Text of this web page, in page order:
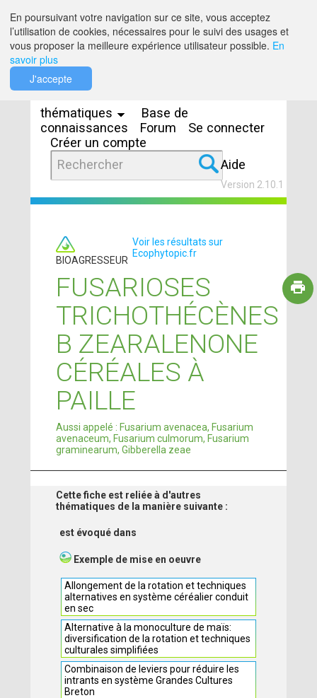
thématiques
Base de
connaissances
Forum
Se connecter
Créer un compte
Aide
Version 2.10.1
BIOAGRESSEUR
Voir les résultats sur
Ecophytopic.fr
FUSARIOSES
TRICHOTHÉCÈNES
B ZEARALENONE
CÉRÉALES À
PAILLE
Aussi appelé : Fusarium avenacea, Fusarium
avenaceum, Fusarium culmorum, Fusarium
graminearum, Gibberella zeae
Cette fiche est reliée à d'autres
thématiques de la manière suivante :
est évoqué dans
Exemple de mise en oeuvre
Allongement de la rotation et techniques
alternatives en système céréalier conduit
en sec
Alternative à la monoculture de maïs:
diversification de la rotation et techniques
culturales simplifiées
Combinaison de leviers pour réduire les
intrants en système Grandes Cultures
Breton
En poursuivant votre navigation sur ce site, vous acceptez
l’utilisation de cookies, nécessaires pour le suivi des usages et
vous proposer la meilleure expérience utilisateur possible. En
savoir plus
J'accepte